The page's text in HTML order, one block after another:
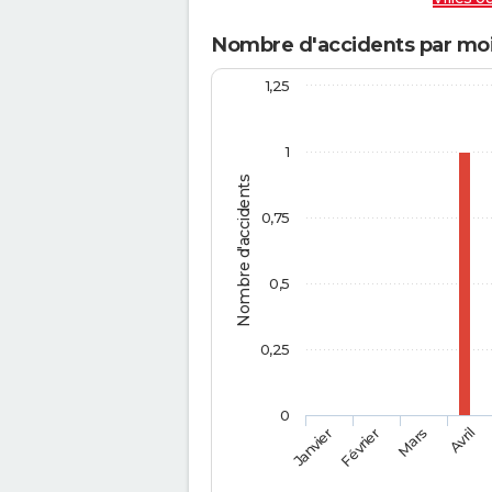
Nombre d'accidents par
Nombre d'accidents
JanvierFévrier Mars Avril
0
1
0,25
0,5
0,75
1,25